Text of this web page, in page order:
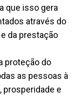
que isso gera
através do
da prestação
proteção do
as pessoas à
prosperidade e